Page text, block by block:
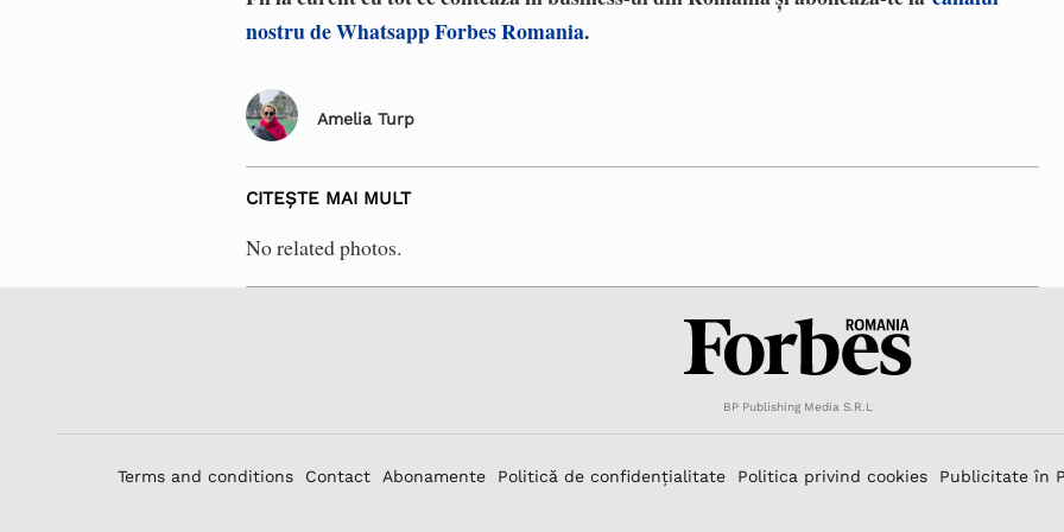
nostru de Whatsapp Forbes Romania.
Amelia Turp
CITEȘTE MAI MULT
No related photos.
BP Publishing Media S.R.L
Terms and conditions Contact Abonamente Politică de confidențialitate Politica privind cookies Publicitate în